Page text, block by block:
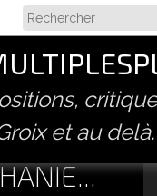
et au delà.